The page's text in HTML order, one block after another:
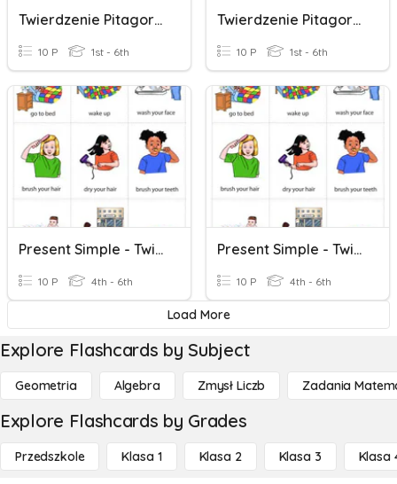
Twierdzenie Pitagorasa
10 P 1st - 6th
Twierdzenie Pitagorasa
10 P 1st - 6th
Present Simple - Twierdzenia
10 P 4th - 6th
Present Simple - Twierdzenia
10 P 4th - 6th
Load More
Explore Flashcards by Subject
Geometria Algebra Zmysł Liczb Zadania
Explore Flashcards by Grades
Przedszkole Klasa 1 Klasa 2 Klasa 3 Klasa